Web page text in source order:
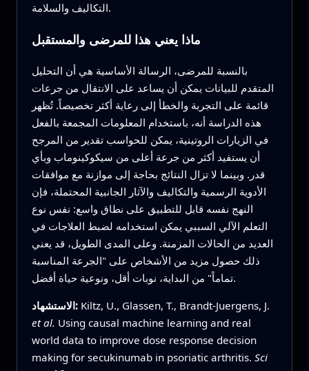
التكاليف والسلامة.
ماذا يعني هذا للمرضى والمستقبل
بالنسبة للمرضى، الرسالة الأساسية هي أن التحليل
المتقدم للبيانات يمكن أن يساعد على الانتقال من جرعات
قائمة على التجربة والخطأ إلى رعاية أكثر تخصيصاً. تُظهر
هذه الدراسة أنه، باستخدام المعلومات المجمعة بالفعل
في الزيارات الروتينية، يمكن للحواسب تقدير من المرجح
أن يستفيد أكثر من جرعة أعلى من سيكوكينوماب وبأي
قدر. وبينما لا تزال النتائج بحاجة إلى موازنة مع موافقات
الأدوية الرسمية والتكاليف والآثار الجانبية المحتملة، فإن
النهج نفسه قابل للتطبيق على نطاق واسع: نفس نوع
التعلم الآلي السببي يمكن استخدامه لضبط العلاجات في
العديد من الحالات المزمنة. وعلى المدى الطويل، قد يعني
ذلك حصول مزيد من الأشخاص على "الجرعة المناسبة
تماماً" من البداية، نوبات أقل، ونوعية حياة أفضل.
الاستشهاد: Kiltz, U., Glassen, T., Brandt-Juergens, J.
et al. Using causal machine learning and real
world data to improve dose response decision
making for secukinumab in psoriatic arthritis. Sci